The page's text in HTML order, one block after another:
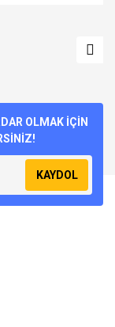
OLMAK İÇİN
KAYDOL